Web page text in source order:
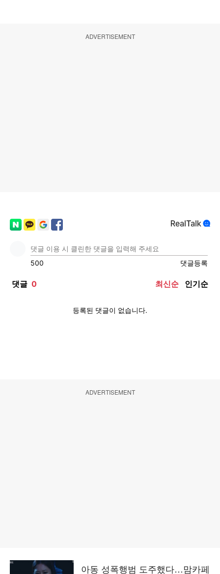
ADVERTISEMENT
ADVERTISEMENT
아동 성폭행범 도주했다…맘카페